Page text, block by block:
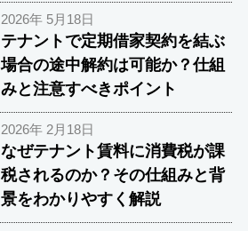
2026年 5月18日
テナントで定期借家契約を結ぶ
場合の途中解約は可能か？仕組
みと注意すべきポイント
2026年 2月18日
なぜテナント賃料に消費税が課
税されるのか？その仕組みと背
景をわかりやすく解説